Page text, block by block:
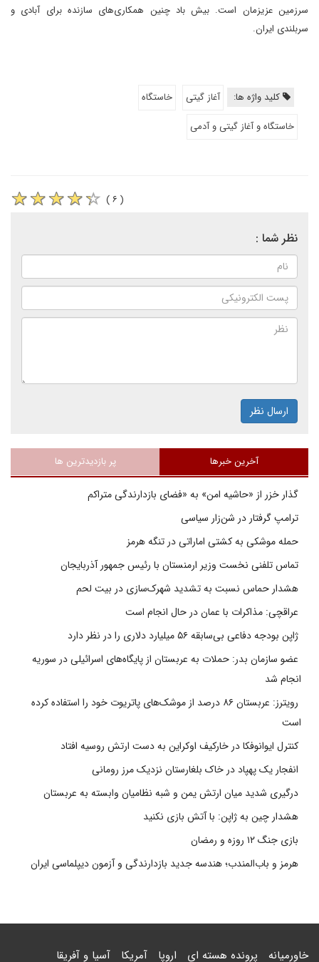
سرزمین عزیزمان است. بیش باد چنین همکاری‌های سازنده برای آبادی و
سربلندی ایران.
کلید واژه ها: آغاز گیتی
خاستگاه
خاستگاه و آغاز گیتی و آدمی
( ۶ )
نظر شما :
ارسال نظر
آخرین خبرها پر بازدیدترین ها
گذار خزر از «حاشیه امن» به «فضای بازدارندگی متراکم
ترامپ گرفتار در شن‌زار سیاسی
حمله موشکی به کشتی اماراتی در تنگه هرمز
تماس تلفنی نخست وزیر ارمنستان با رئیس جمهور آذربایجان
هشدار حماس نسبت به تشدید شهرک‌سازی در بیت‌ لحم
عراقچی: مذاکرات با عمان در حال انجام است
ژاپن بودجه دفاعی بی‌سابقه ۵۶ میلیارد دلاری را در نظر دارد
عضو سازمان بدر: حملات به عربستان از پایگاه‌های اسرائیلی در سوریه
انجام شد
رویترز: عربستان ۸۶ درصد از موشک‌های پاتریوت خود را استفاده کرده
است
کنترل ایوانوفکا در خارکیف اوکراین به دست ارتش روسیه افتاد
انفجار یک پهپاد در خاک بلغارستان نزدیک مرز رومانی
درگیری شدید میان ارتش یمن و شبه نظامیان وابسته به عربستان
هشدار چین به ژاپن: با آتش بازی نکنید
بازی جنگ ۱۲ روزه و رمضان
هرمز و باب‌المندب؛ هندسه جدید بازدارندگی و آزمون دیپلماسی ایران
خاورمیانه پرونده هسته ای اروپا آمریکا آسیا و آفریقا